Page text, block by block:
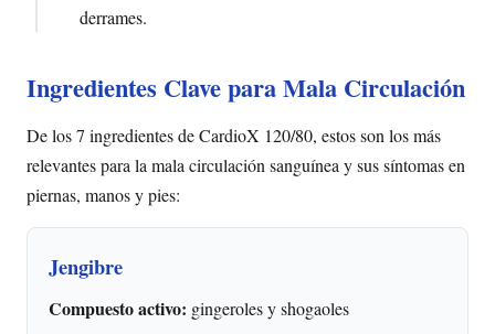
derrames.
Ingredientes Clave para Mala Circulación
De los 7 ingredientes de CardioX 120/80, estos son los más
relevantes para la mala circulación sanguínea y sus síntomas en
piernas, manos y pies:
Jengibre
Compuesto activo: gingeroles y shogaoles